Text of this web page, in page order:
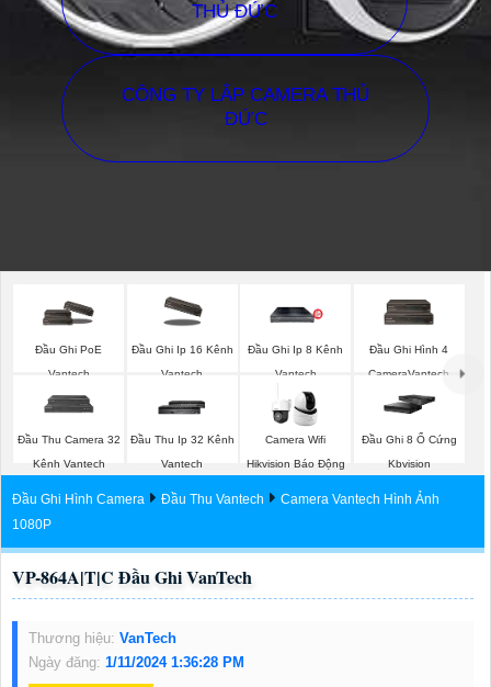
THỦ ĐỨC
CÔNG TY LẮP CAMERA THỦ
ĐỨC
Đầu Ghi PoE
Vantech
Đầu Ghi Ip 16 Kênh
Vantech
Đầu Ghi Ip 8 Kênh
Vantech
Đầu Ghi Hình 4
CameraVantech
Đầu Thu Camera 32
Kênh Vantech
Đầu Thu Ip 32 Kênh
Vantech
Camera Wifi
Hikvision Báo Động
Đầu Ghi 8 Ổ Cứng
Kbvision
Đầu Ghi Hình Camera Đầu Thu Vantech
Camera Vantech Hình Ảnh
1080P
VP-864A|T|C Đầu Ghi VanTech
Thương hiệu: VanTech
Ngày đăng: 1/11/2024 1:36:28 PM